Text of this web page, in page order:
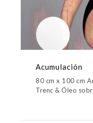
Acumulación
80 cm x 100 cm
Trenc & Óleo